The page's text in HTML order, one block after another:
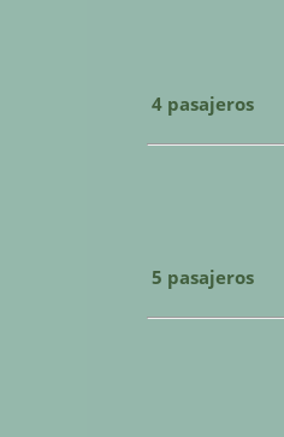
4 pasajeros
5 pasajeros